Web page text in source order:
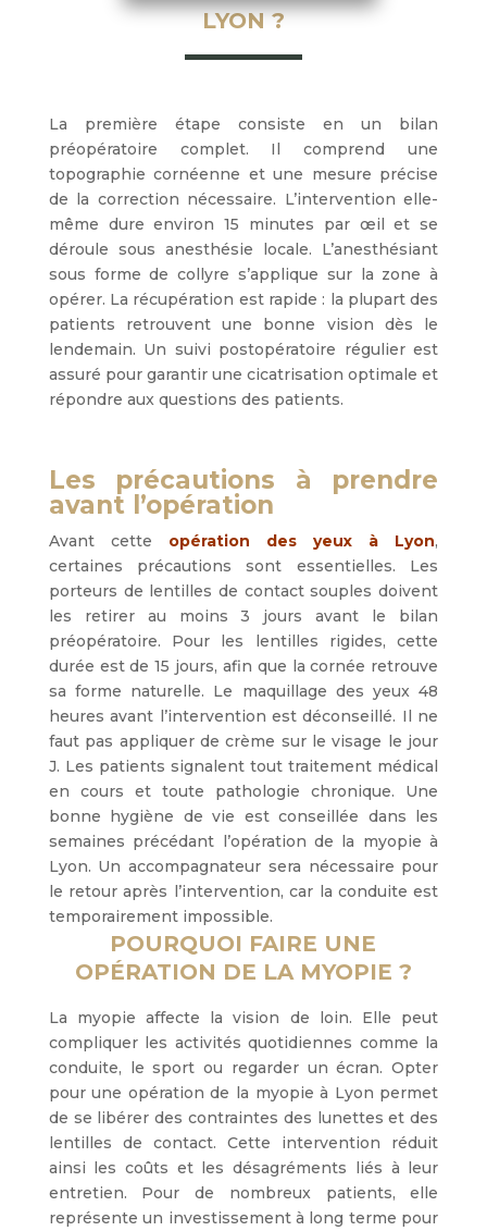
LYON ?
La première étape consiste en un bilan
préopératoire complet. Il comprend une
topographie cornéenne et une mesure précise
de la correction nécessaire. L’intervention elle-
même dure environ 15 minutes par œil et se
déroule sous anesthésie locale. L’anesthésiant
sous forme de collyre s’applique sur la zone à
opérer. La récupération est rapide : la plupart des
patients retrouvent une bonne vision dès le
lendemain. Un suivi postopératoire régulier est
assuré pour garantir une cicatrisation optimale et
répondre aux questions des patients.
Les précautions à prendre
avant l’opération
Avant cette opération des yeux à Lyon,
certaines précautions sont essentielles. Les
porteurs de lentilles de contact souples doivent
les retirer au moins 3 jours avant le bilan
préopératoire. Pour les lentilles rigides, cette
durée est de 15 jours, afin que la cornée retrouve
sa forme naturelle. Le maquillage des yeux 48
heures avant l’intervention est déconseillé. Il ne
faut pas appliquer de crème sur le visage le jour
J. Les patients signalent tout traitement médical
en cours et toute pathologie chronique. Une
bonne hygiène de vie est conseillée dans les
semaines précédant l’opération de la myopie à
Lyon. Un accompagnateur sera nécessaire pour
le retour après l’intervention, car la conduite est
temporairement impossible.
POURQUOI FAIRE UNE
OPÉRATION DE LA MYOPIE ?
La myopie affecte la vision de loin. Elle peut
compliquer les activités quotidiennes comme la
conduite, le sport ou regarder un écran. Opter
pour une opération de la myopie à Lyon permet
de se libérer des contraintes des lunettes et des
lentilles de contact. Cette intervention réduit
ainsi les coûts et les désagréments liés à leur
entretien. Pour de nombreux patients, elle
représente un investissement à long terme pour